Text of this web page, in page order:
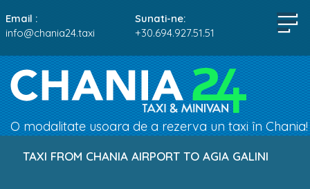
Email :
info@chania24.taxi
Sunati-ne:
+30.694.927.51.51
O modalitate usoara de a rezerva un taxi în Chania!
TAXI FROM CHANIA AIRPORT TO AGIA GALINI